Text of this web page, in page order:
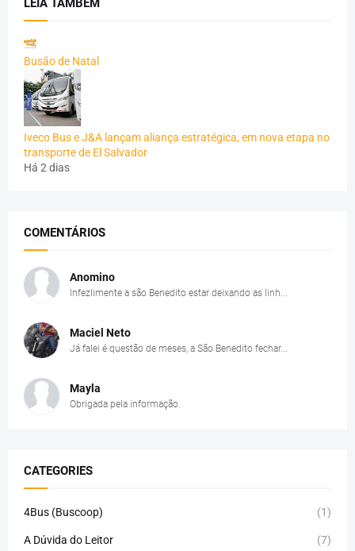
LEIA TAMBÉM
Busão de Natal
Iveco Bus e J&A lançam aliança estratégica, em nova etapa no
transporte de El Salvador
Há 2 dias
COMENTÁRIOS
Anomino
Infezlimente a são Benedito estar deixando as linh...
Maciel Neto
Já falei é questão de meses, a São Benedito fechar...
Mayla
Obrigada pela informação.
CATEGORIES
4Bus (Buscoop) (1)
A Dúvida do Leitor (7)